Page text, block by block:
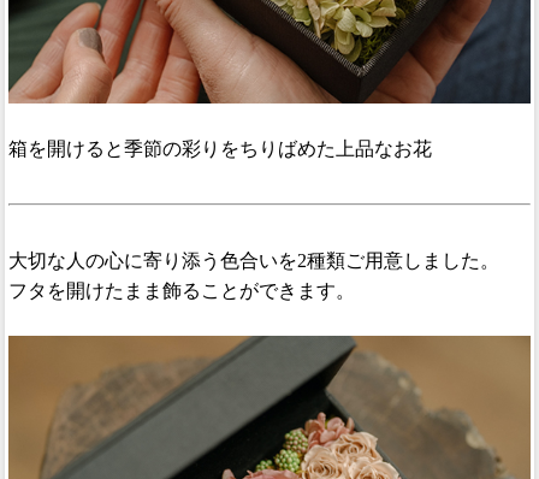
箱を開けると季節の彩りをちりばめた上品なお花
大切な人の心に寄り添う色合いを2種類ご用意しました。
フタを開けたまま飾ることができます。